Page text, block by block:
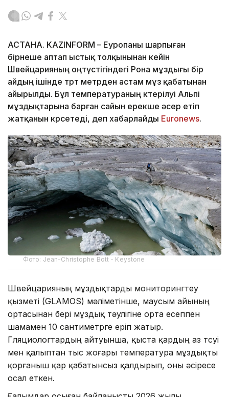
АСТАНА. KAZINFORM – Еуропаны шарпыған
бірнеше аптап ыстық толқынынан кейін
Швейцарияның оңтүстігіндегі Рона мұздығы бір
айдың ішінде төрт метрден астам мұз қабатынан
айырылды. Бұл температураның көтерілуі Альпі
мұздықтарына барған сайын ерекше әсер етіп
жатқанын көрсетеді, деп хабарлайды Еuronews.
Фото: Jean-Christophe Bott - Keystone
Швейцарияның мұздықтарды мониторингтеу
қызметі (GLAMOS) мәліметінше, маусым айының
ортасынан бері мұздық тәулігіне орта есеппен
шамамен 10 сантиметрге еріп жатыр.
Гляциологтардың айтуынша, қыста қардың аз түсуі
мен қалыптан тыс жоғары температура мұздықты
қорғаныш қар қабатынсыз қалдырып, оны әсіресе
осал еткен.